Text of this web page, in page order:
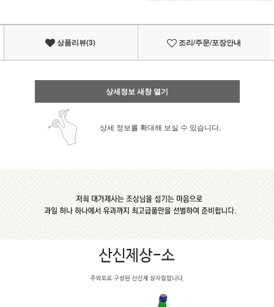
상품리뷰(3) 조리/주문/포장안내
상세정보 새창 열기
상세 정보를 확대해 보실 수 있습니다.